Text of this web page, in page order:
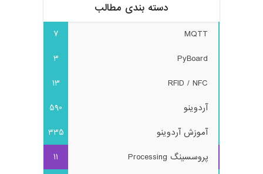
دسته بندی مطالب
MQTT
7
PyBoard
3
RFID / NFC
13
آردوینو
590
آموزش آردوینو
335
پروسسینگ Processing
11